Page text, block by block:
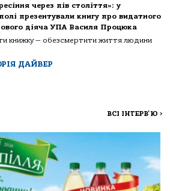
через пів століття»: у
презентували книгу про видатного
діяча УПА Василя Процюка
книжку — обезсмертити життя людини
ДАЙВЕР
ВСІ ІНТЕРВ'Ю >